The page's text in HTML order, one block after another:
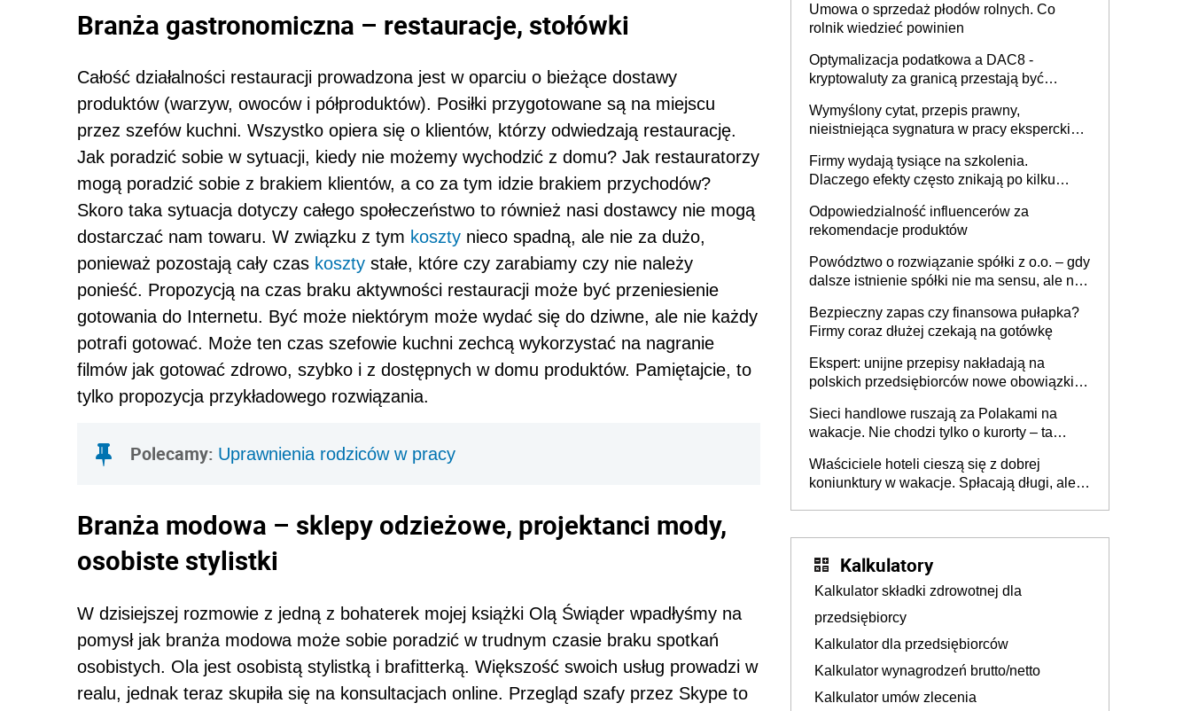
Branża gastronomiczna – restauracje, stołówki
Całość działalności restauracji prowadzona jest w oparciu o bieżące dostawy
produktów (warzyw, owoców i półproduktów). Posiłki przygotowane są na miejscu
przez szefów kuchni. Wszystko opiera się o klientów, którzy odwiedzają restaurację.
Jak poradzić sobie w sytuacji, kiedy nie możemy wychodzić z domu? Jak restauratorzy
mogą poradzić sobie z brakiem klientów, a co za tym idzie brakiem przychodów?
Skoro taka sytuacja dotyczy całego społeczeństwo to również nasi dostawcy nie mogą
dostarczać nam towaru. W związku z tym koszty nieco spadną, ale nie za dużo,
ponieważ pozostają cały czas koszty stałe, które czy zarabiamy czy nie należy
ponieść. Propozycją na czas braku aktywności restauracji może być przeniesienie
gotowania do Internetu. Być może niektórym może wydać się do dziwne, ale nie każdy
potrafi gotować. Może ten czas szefowie kuchni zechcą wykorzystać na nagranie
filmów jak gotować zdrowo, szybko i z dostępnych w domu produktów. Pamiętajcie, to
tylko propozycja przykładowego rozwiązania.
Polecamy: Uprawnienia rodziców w pracy
Branża modowa – sklepy odzieżowe, projektanci mody,
osobiste stylistki
W dzisiejszej rozmowie z jedną z bohaterek mojej książki Olą Świąder wpadłyśmy na
pomysł jak branża modowa może sobie poradzić w trudnym czasie braku spotkań
osobistych. Ola jest osobistą stylistką i brafitterką. Większość swoich usług prowadzi w
realu, jednak teraz skupiła się na konsultacjach online. Przegląd szafy przez Skype to
Umowa o sprzedaż płodów rolnych. Co
rolnik wiedzieć powinien
Optymalizacja podatkowa a DAC8 -
kryptowaluty za granicą przestają być
Wymyślony cytat, przepis prawny,
nieistniejąca sygnatura w pracy eksperckiej -
firmie
Firmy wydają tysiące na szkolenia.
Dlaczego efekty często znikają po kilku
Odpowiedzialność influencerów za
rekomendacje produktów
Powództwo o rozwiązanie spółki z o.o. – gdy
dalsze istnienie spółki nie ma sensu, ale nie
Bezpieczny zapas czy finansowa pułapka?
Firmy coraz dłużej czekają na gotówkę
Ekspert: unijne przepisy nakładają na
polskich przedsiębiorców nowe obowiązki w
Sieci handlowe ruszają za Polakami na
wakacje. Nie chodzi tylko o kurorty – ta
tam, gdzie wielu spędzi urlop po cichu
Właściciele hoteli cieszą się z dobrej
koniunktury w wakacje. Spłacają długi, ale
Kalkulatory
Kalkulator składki zdrowotnej dla
przedsiębiorcy
Kalkulator dla przedsiębiorców
Kalkulator wynagrodzeń brutto/netto
Kalkulator umów zlecenia